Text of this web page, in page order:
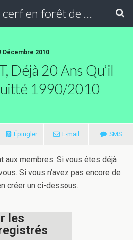
Vénerie du cerf en forêt de Compiègne
Décembre 2010
Déjà 20 Ans Qu’il
1990/2010
Épingler E-mail SMS
aux membres. Si vous êtes déjà
Si vous n’avez pas encore de
créer un ci-dessous.
les